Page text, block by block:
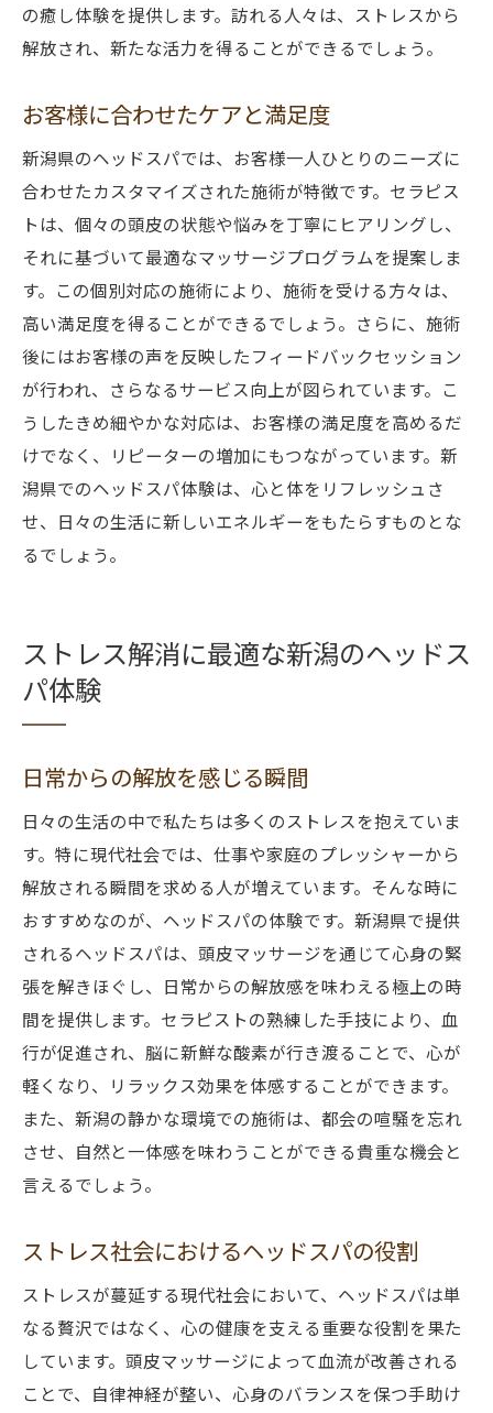
の癒し体験を提供します。訪れる人々は、ストレスから
解放され、新たな活力を得ることができるでしょう。
お客様に合わせたケアと満足度
新潟県のヘッドスパでは、お客様一人ひとりのニーズに
合わせたカスタマイズされた施術が特徴です。セラピス
トは、個々の頭皮の状態や悩みを丁寧にヒアリングし、
それに基づいて最適なマッサージプログラムを提案しま
す。この個別対応の施術により、施術を受ける方々は、
高い満足度を得ることができるでしょう。さらに、施術
後にはお客様の声を反映したフィードバックセッション
が行われ、さらなるサービス向上が図られています。こ
うしたきめ細やかな対応は、お客様の満足度を高めるだ
けでなく、リピーターの増加にもつながっています。新
潟県でのヘッドスパ体験は、心と体をリフレッシュさ
せ、日々の生活に新しいエネルギーをもたらすものとな
るでしょう。
ストレス解消に最適な新潟のヘッドス
パ体験
日常からの解放を感じる瞬間
日々の生活の中で私たちは多くのストレスを抱えていま
す。特に現代社会では、仕事や家庭のプレッシャーから
解放される瞬間を求める人が増えています。そんな時に
おすすめなのが、ヘッドスパの体験です。新潟県で提供
されるヘッドスパは、頭皮マッサージを通じて心身の緊
張を解きほぐし、日常からの解放感を味わえる極上の時
間を提供します。セラピストの熟練した手技により、血
行が促進され、脳に新鮮な酸素が行き渡ることで、心が
軽くなり、リラックス効果を体感することができます。
また、新潟の静かな環境での施術は、都会の喧騒を忘れ
させ、自然と一体感を味わうことができる貴重な機会と
言えるでしょう。
ストレス社会におけるヘッドスパの役割
ストレスが蔓延する現代社会において、ヘッドスパは単
なる贅沢ではなく、心の健康を支える重要な役割を果た
しています。頭皮マッサージによって血流が改善される
ことで、自律神経が整い、心身のバランスを保つ手助け